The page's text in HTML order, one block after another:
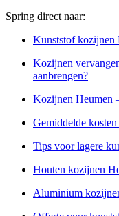
Spring direct naar:
Kunststof kozijnen
Kozijnen
aanbrengen?
Kozijnen Heumen
Gemiddelde
Tips voor lagere
Houten kozijnen
Aluminium